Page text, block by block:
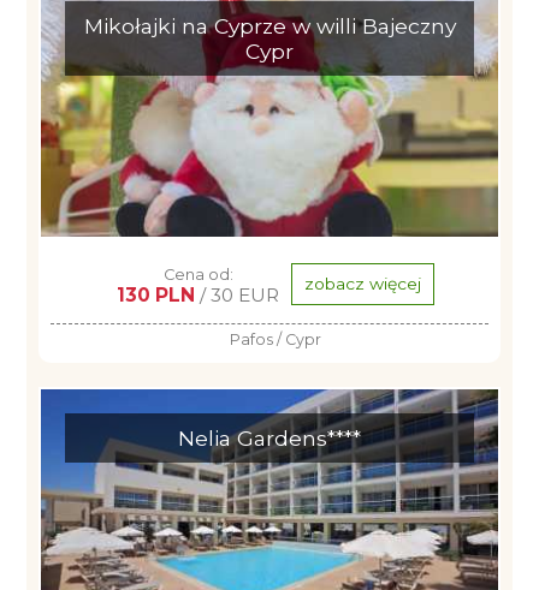
Mikołajki na Cyprze w willi Bajeczny
Cypr
Cena od:
130 PLN / 30 EUR zobacz więcej
Pafos / Cypr
Nelia Gardens****